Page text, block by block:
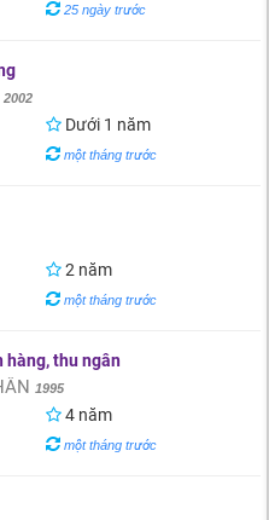
25 ngày trước
2002
Dưới 1 năm
một tháng trước
2 năm
một tháng trước
hàng, thu ngân
1995
4 năm
một tháng trước